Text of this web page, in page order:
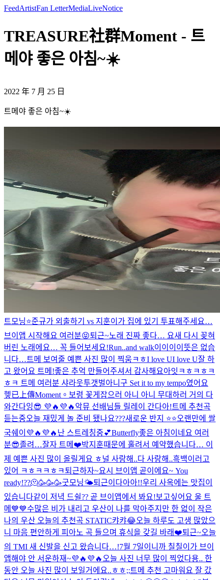
FeedArtistFan LetterMediaLiveNotice
TREASURE社群Moment - 트
메야 좋은 아침~☀️
2022 年 7 月 25 日
트메야 좋은 아침~☀️
트모닝⭐️준규가 외출하기 vs 지훈이가 집에 있기 투표해주세요…
브이앱 시작해요 여러분😝퇴근~노래 진짜 좋다… 요새 다시 꽂혀
버린 노래에요… 꼭 들어보세요!Run..and walk이이이이뜻은 없습
니다…트메 보여줄 예쁜 사진 많이 찍움ㅋㅎI love UI love U잘 하
고 왔어요 트메!좋은 추억 만들어주셔서 감사해요아잇ㅋㅎㅋㅎㅋ
ㅎㅋ 트메 여러분 샤라웃투갯벌아니구 Set it to my tempo였어요
헿已上傳Moment。 보령 꽃게잡으러 아니 아니 무대하러 거의 다
와간다잉😎 💜🔥💜🔥 악뮤 선배님들 릴레이 간다아!트메 추천곡
듣는중오늘 재밌게 놀 준비 됐나요???새로운 반지 ⭐️⭐️오랜만에 쌀
국쉐이💜🔥💜🔥 난 스트레칭중💕Butterfly좋은 아침이네요 여러
분😎졸려…잘자 트메❤️박지훈때문에 홀려서 예약했습니다… 이
제 예쁜 사진 많이 올릴게요 ㅎ널 사랑해..다 사랑해..흑백이러고
있어 ㅋㅎㅋㅋㅎㅋ 퇴근하자~요시 브이앱 곧이에요~ You
ready!??🫠🥳🥳🥳굿모닝🌤퇴근이다아아!!우리 사옥에는 맛집이
있습니다같이 저녁 드쉴?? 곧 브이앱에서 봐요!보고싶어요 울 트
메💙💙수많은 비가 내리고 우산이 나를 막아주지만 한 없이 작은
나의 우산 오늘의 추천곡 STATIC캬캬😂오늘 하루도 고생 많았으
니 마음 편안하게 피아노 곡 들으며 휴식을 갖길 바래❤️퇴근~오늘
의 TMI 새 신발을 신고 왔습니다…!7월 7일이니까 칠칠이가 브이
앱해야 안 서운하재~💜🔥💜🔥 오늘 사진 너무 많이 찍었다용.. 한
동안 오늘 사진 많이 보일거에요..ㅎㅎ;;트메 추천 고마워요 잘 갔